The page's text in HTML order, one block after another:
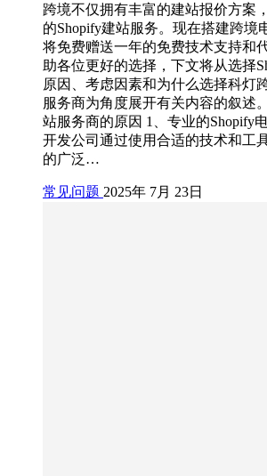
跨境不仅拥有丰富的建站报价方案
的Shopify建站服务。现在搭建跨境
将免费赠送一年的免费技术支持和
助各位更好的选择，下文将从选择
原因、考虑因素和为什么选择科灯
服务商为角度展开有关内容的叙述
站服务商的原因 1、专业的Shopify
开发公司通过使用合适的技术和工
的广泛…
常见问题 2025年 7月 23日